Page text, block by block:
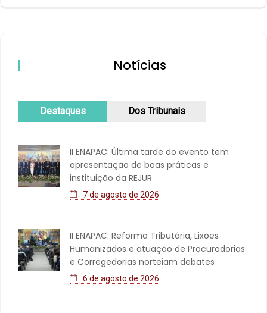
Notícias
Destaques Dos Tribunais
II ENAPAC: Última tarde do evento tem
apresentação de boas práticas e
instituição da REJUR
7 de agosto de 2026
II ENAPAC: Reforma Tributária, Lixões
Humanizados e atuação de Procuradorias
e Corregedorias norteiam debates
6 de agosto de 2026